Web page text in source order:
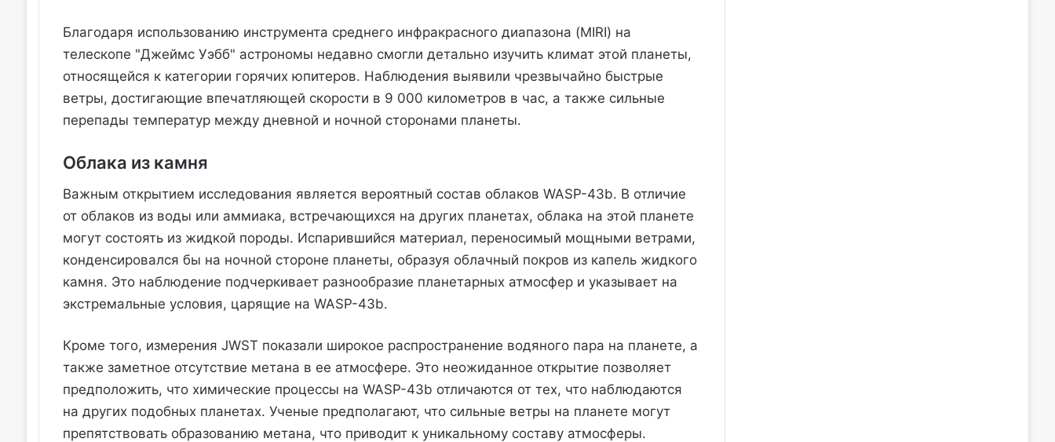
Благодаря использованию инструмента среднего инфракрасного диапазона (MIRI) на
телескопе "Джеймс Уэбб" астрономы недавно смогли детально изучить климат этой планеты,
относящейся к категории горячих юпитеров. Наблюдения выявили чрезвычайно быстрые
ветры, достигающие впечатляющей скорости в 9 000 километров в час, а также сильные
перепады температур между дневной и ночной сторонами планеты.
Облака из камня
Важным открытием исследования является вероятный состав облаков WASP-43b. В отличие
от облаков из воды или аммиака, встречающихся на других планетах, облака на этой планете
могут состоять из жидкой породы. Испарившийся материал, переносимый мощными ветрами,
конденсировался бы на ночной стороне планеты, образуя облачный покров из капель жидкого
камня. Это наблюдение подчеркивает разнообразие планетарных атмосфер и указывает на
экстремальные условия, царящие на WASP-43b.
Кроме того, измерения JWST показали широкое распространение водяного пара на планете, а
также заметное отсутствие метана в ее атмосфере. Это неожиданное открытие позволяет
предположить, что химические процессы на WASP-43b отличаются от тех, что наблюдаются
на других подобных планетах. Ученые предполагают, что сильные ветры на планете могут
препятствовать образованию метана, что приводит к уникальному составу атмосферы.